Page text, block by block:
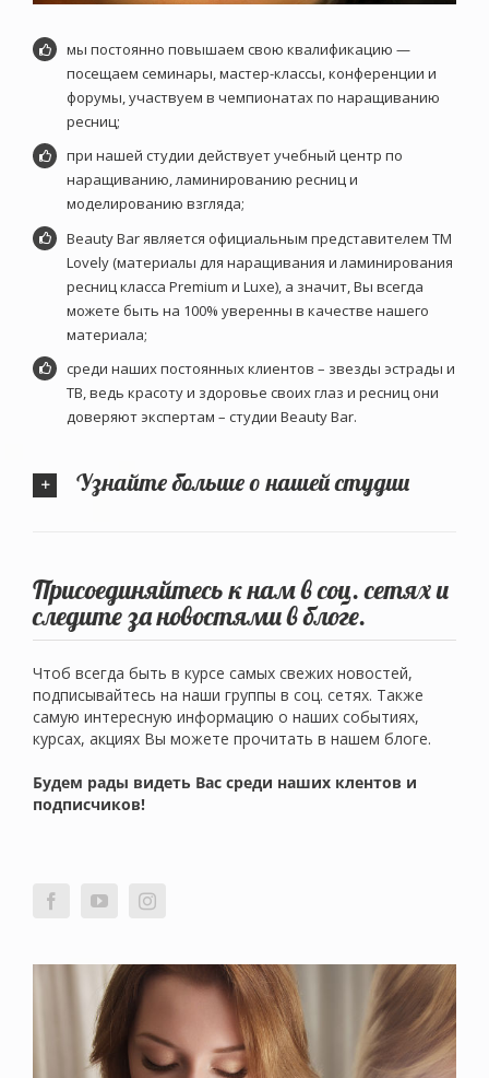
мы постоянно повышаем свою квалификацию —
посещаем семинары, мастер-классы, конференции и
форумы, участвуем в чемпионатах по наращиванию
ресниц;
при нашей студии действует учебный центр по
наращиванию, ламинированию ресниц и
моделированию взгляда;
Beauty Bar является официальным представителем ТМ
Lovely (материалы для наращивания и ламинирования
ресниц класса Premium и Luxе), а значит, Вы всегда
можете быть на 100% уверенны в качестве нашего
материала;
среди наших постоянных клиентов – звезды эстрады и
ТВ, ведь красоту и здоровье своих глаз и ресниц они
доверяют экспертам – студии Beauty Bar.
Узнайте больше о нашей студии
Присоединяйтесь к нам в соц. сетях и
следите за новостями в блоге.
Чтоб всегда быть в курсе самых свежих новостей,
подписывайтесь на наши группы в соц. сетях. Также
самую интересную информацию о наших событиях,
курсах, акциях Вы можете прочитать в нашем блоге.
Будем рады видеть Вас среди наших клентов и
подписчиков!